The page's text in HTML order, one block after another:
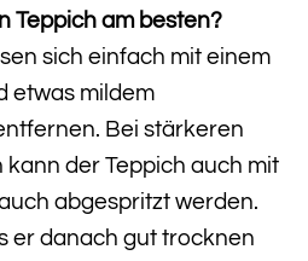
Teppich am besten?
sich einfach mit einem
etwas mildem
Bei stärkeren
der Teppich auch mit
abgespritzt werden.
er danach gut trocknen